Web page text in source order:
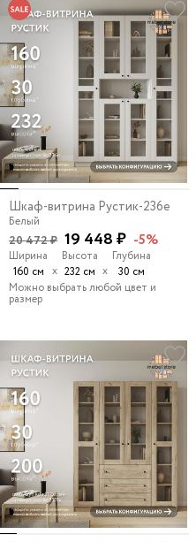
Шкаф-витрина Рустик-236e
Белый
20 472 ₽ 19 448 ₽ -5%
Ширина
160 см х
Высота
232 см х
Глубина
30 см
Можно выбрать любой цвет и
размер